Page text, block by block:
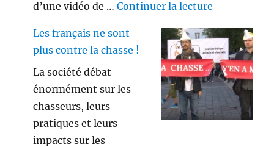
d’une vidéo de …Continuer la lecture
Les français ne sont
plus contre la chasse !
La société débat
énormément sur les
chasseurs, leurs
pratiques et leurs
impacts sur les